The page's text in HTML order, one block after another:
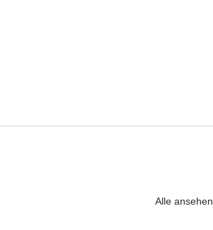
Alle ansehen